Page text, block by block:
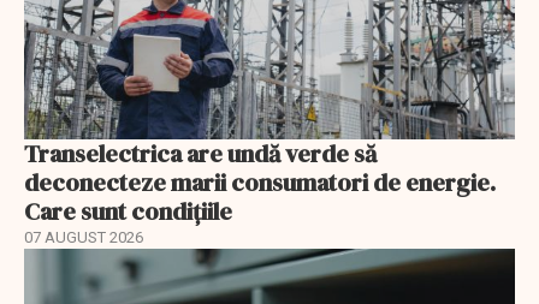
Transelectrica are undă verde să
deconecteze marii consumatori de energie.
Care sunt condițiile
07 AUGUST 2026